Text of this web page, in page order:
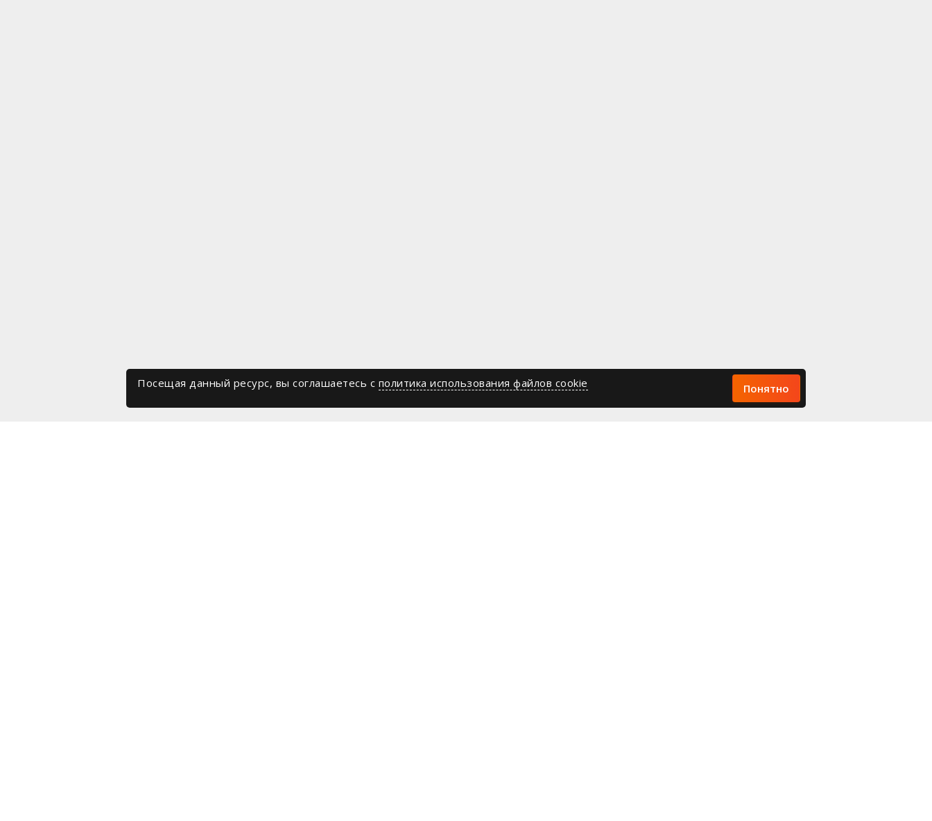
Посещая данный ресурс, вы соглашаетесь c политика использования файлов cookie Понятно